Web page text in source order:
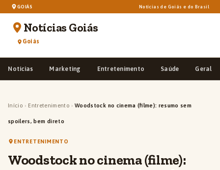
GOIÁS Notícias de Goiás e do Brasil
Notícias Goiás
Goiás
Notícias Marketing Entretenimento Saúde Geral
Início › Entretenimento › Woodstock no cinema (filme): resumo sem
spoilers, bem direto
ENTRETENIMENTO
Woodstock no cinema (filme):